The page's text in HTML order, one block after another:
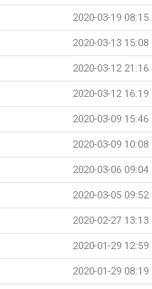
2020-03-19 08:15
2020-03-13 15:08
2020-03-12 21:16
2020-03-12 16:19
2020-03-09 15:46
2020-03-09 10:08
2020-03-06 09:04
2020-03-05 09:52
2020-02-27 13:13
2020-01-29 12:59
2020-01-29 08:19